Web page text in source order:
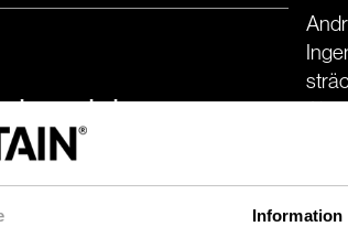
Information
och hans
Han är och förblir
av